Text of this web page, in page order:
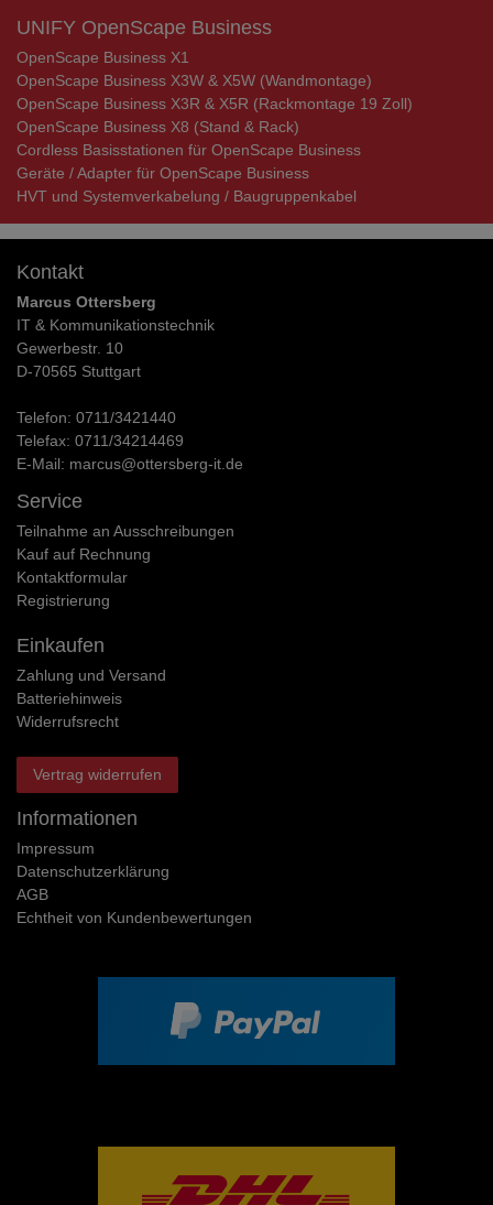
UNIFY OpenScape Business
OpenScape Business X1
OpenScape Business X3W & X5W (Wandmontage)
OpenScape Business X3R & X5R (Rackmontage 19 Zoll)
OpenScape Business X8 (Stand & Rack)
Cordless Basisstationen für OpenScape Business
Geräte / Adapter für OpenScape Business
HVT und Systemverkabelung / Baugruppenkabel
Kontakt
Marcus Ottersberg
IT & Kommunikationstechnik
Gewerbestr. 10
D-70565 Stuttgart
Telefon: 0711/3421440
Telefax: 0711/34214469
E-Mail: marcus@ottersberg-it.de
Service
Teilnahme an Ausschreibungen
Kauf auf Rechnung
Kontaktformular
Registrierung
Einkaufen
Zahlung und Versand
Batteriehinweis
Widerrufs­recht
Vertrag widerrufen
Informationen
Impressum
Daten­schutz­erklärung
AGB
Echtheit von Kundenbewertungen